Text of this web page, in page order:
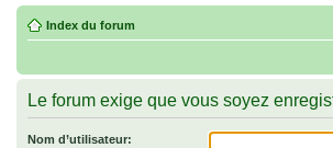
Index du forum
Le forum exige que vous soyez
Nom d’utilisateur: